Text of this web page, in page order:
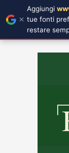
Aggiungi
tue fonti
restare